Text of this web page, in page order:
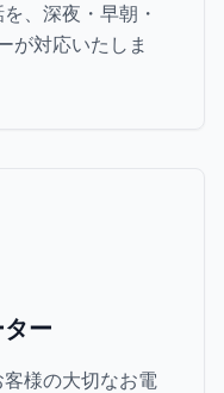
、深夜・早朝・
が対応いたしま
ー
様の大切なお電